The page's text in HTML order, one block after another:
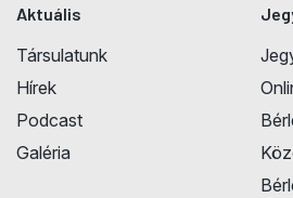
Aktuális
Társulatunk
Hírek
Podcast
Galéria